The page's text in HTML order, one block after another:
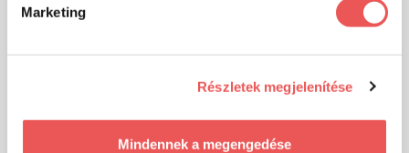
Marketing
Részletek megjelenítése
Mindennek a megengedése